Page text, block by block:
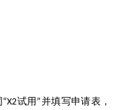
“X2试用 ”并填写申请表，